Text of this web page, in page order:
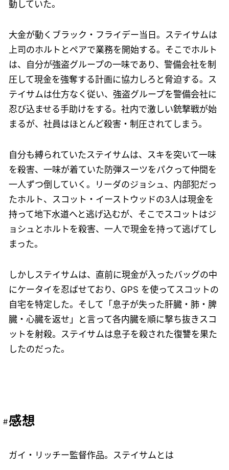
動していた。
大金が動くブラック・フライデー当日。ステイサムは
上司のホルトとペアで業務を開始する。そこでホルト
は、自分が強盗グループの一味であり、警備会社を制
圧して現金を強奪する計画に協力しろと脅迫する。ス
テイサムは仕方なく従い、強盗グループを警備会社に
忍び込ませる手助けをする。社内で激しい銃撃戦が始
まるが、社員はほとんど殺害・制圧されてしまう。
自分も縛られていたステイサムは、スキを突いて一味
を殺害、一味が着ていた防弾スーツをパクって仲間を
一人ずつ倒していく。リーダのジョシュ、内部犯だっ
たホルト、スコット・イーストウッドの3人は現金を
持って地下水道へと逃げ込むが、そこでスコットはジ
ョシュとホルトを殺害、一人で現金を持って逃げてし
まった。
しかしステイサムは、直前に現金が入ったバッグの中
にケータイを忍ばせており、GPS を使ってスコットの
自宅を特定した。そして「息子が失った肝臓・肺・脾
臓・心臓を返せ」と言って各内臓を順に撃ち抜きスコ
ットを射殺。ステイサムは息子を殺された復讐を果た
したのだった。
感想
ガイ・リッチー監督作品。ステイサムとは